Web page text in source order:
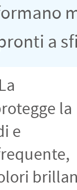
a
La
la
e